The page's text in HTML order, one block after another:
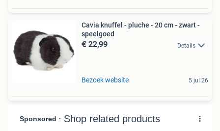
Cavia knuffel - pluche - 20 cm - zwart -
speelgoed
€ 22,99 Details
Bezoek website 5 jul 26